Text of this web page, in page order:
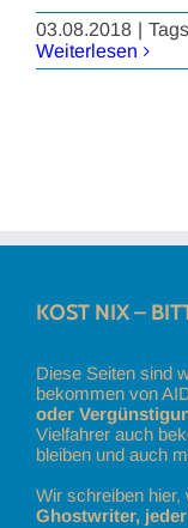
03.08.2018 |
Weiterlesen
KOST NIX –
Diese Seiten sind
bekommen von
oder
Vielfahrer auch
bleiben und auch
Wir schreiben
Ghostwriter,